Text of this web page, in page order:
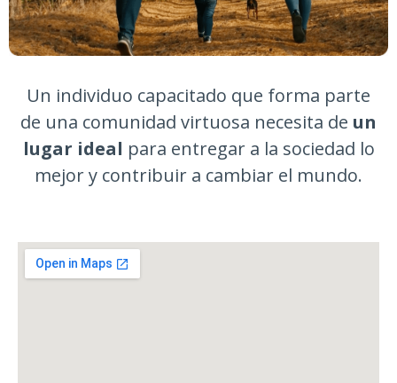
Un individuo capacitado que forma parte
de una comunidad virtuosa necesita de un
lugar ideal para entregar a la sociedad lo
mejor y contribuir a cambiar el mundo.